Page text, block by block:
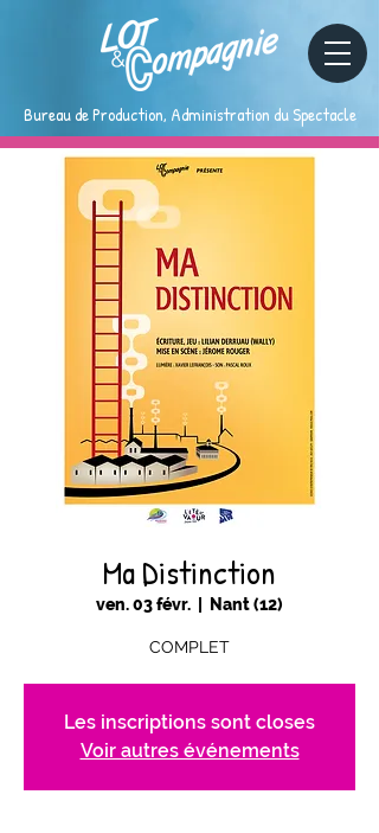
Bureau de Production, Administration du Spectacle
Ma Distinction
ven. 03 févr. Nant (12)
COMPLET
Les inscriptions sont closes
Voir autres événements